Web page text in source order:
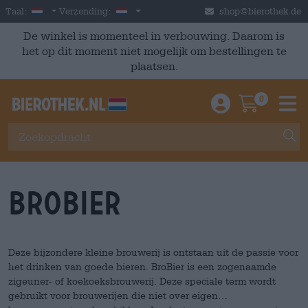
Skip to main content
Taal: Dutch
Verzending: Nederland shop@bierothek.de
De winkel is momenteel in verbouwing. Daarom is
het op dit moment niet mogelijk om bestellingen te
plaatsen.
Einloggen /
0
BroBier
Deze bijzondere kleine brouwerij is ontstaan uit de passie voor
het drinken van goede bieren. BroBier is een zogenaamde
zigeuner- of koekoeksbrouwerij. Deze speciale term wordt
gebruikt voor brouwerijen die niet over eigen